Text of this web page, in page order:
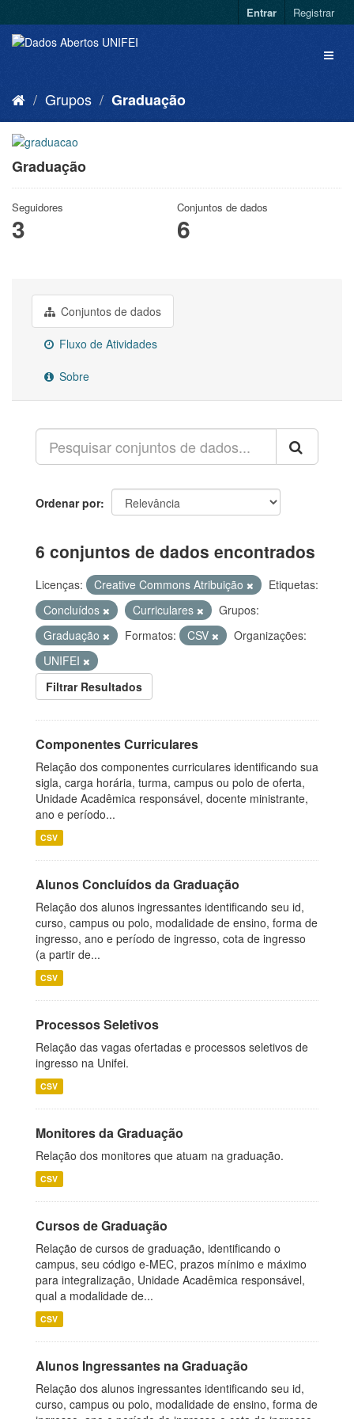
Entrar Registrar
Grupos Graduação
Graduação
Seguidores
3
Conjuntos de dados
6
Conjuntos de dados
Fluxo de Atividades
Sobre
Ordenar por
6 conjuntos de dados encontrados
Licenças: Creative Commons Atribuição
Etiquetas:
Concluídos
Curriculares
Grupos:
Graduação
Formatos: CSV
Organizações:
UNIFEI
Filtrar Resultados
Componentes Curriculares
Relação dos componentes curriculares identificando sua
sigla, carga horária, turma, campus ou polo de oferta,
Unidade Acadêmica responsável, docente ministrante,
ano e período...
CSV
Alunos Concluídos da Graduação
Relação dos alunos ingressantes identificando seu id,
curso, campus ou polo, modalidade de ensino, forma de
ingresso, ano e período de ingresso, cota de ingresso
(a partir de...
CSV
Processos Seletivos
Relação das vagas ofertadas e processos seletivos de
ingresso na Unifei.
CSV
Monitores da Graduação
Relação dos monitores que atuam na graduação.
CSV
Cursos de Graduação
Relação de cursos de graduação, identificando o
campus, seu código e-MEC, prazos mínimo e máximo
para integralização, Unidade Acadêmica responsável,
qual a modalidade de...
CSV
Alunos Ingressantes na Graduação
Relação dos alunos ingressantes identificando seu id,
curso, campus ou polo, modalidade de ensino, forma de